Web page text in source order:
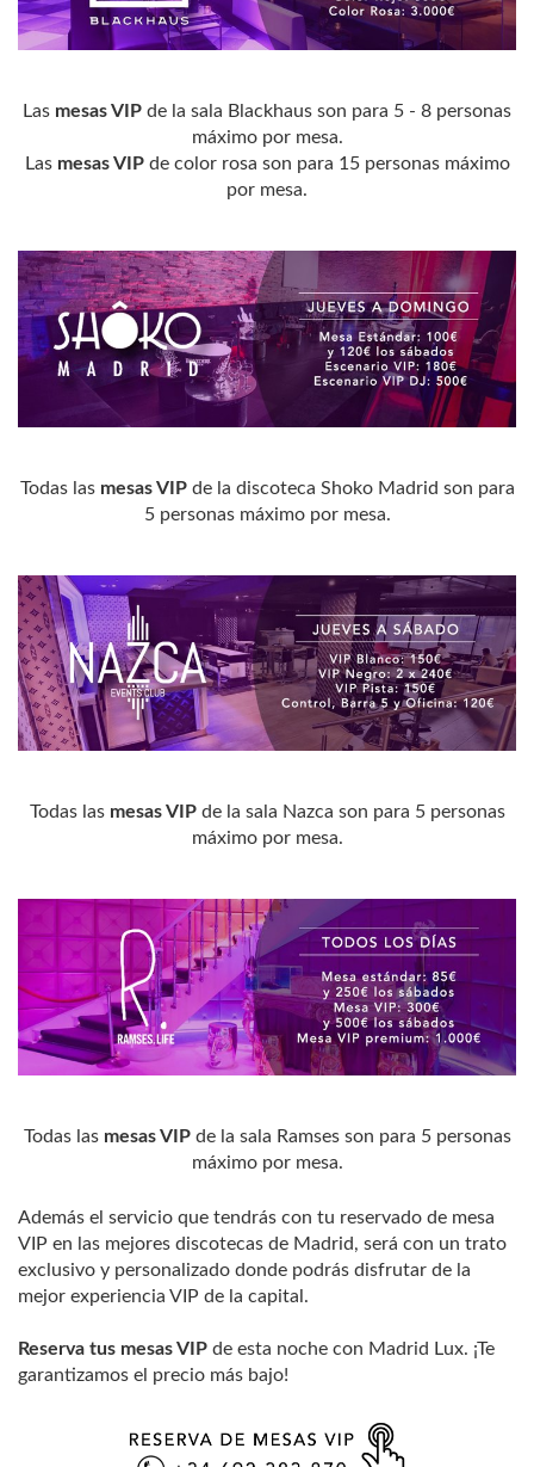
Las mesas VIP de la sala Blackhaus son para 5 - 8 personas
máximo por mesa.
Las mesas VIPde color rosa son para 15 personas máximo
por mesa.
Todas las mesas VIPde la discoteca Shoko Madrid son para
5 personas máximo por mesa.
Todas las mesas VIPde la sala Nazca son para 5 personas
máximo por mesa.
Todas las mesas VIPde la sala Ramses son para 5 personas
máximo por mesa.
Además el servicio que tendrás con tu reservado de mesa
VIP en las mejores discotecas de Madrid, será con un trato
exclusivo y personalizado donde podrás disfrutar de la
mejor experiencia VIP de la capital.
Reserva tus mesas VIP de esta noche con Madrid Lux. ¡Te
garantizamos el precio más bajo!